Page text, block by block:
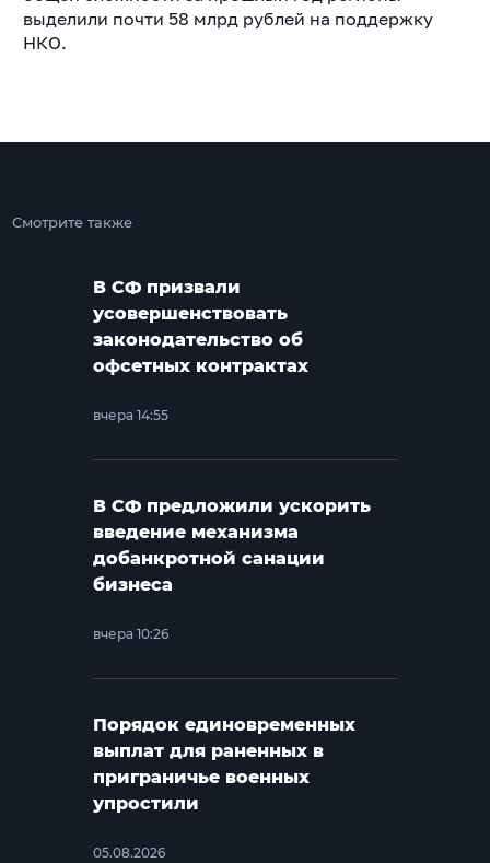
выделили почти 58 млрд рублей на поддержку
НКО.
Смотрите также
В СФ призвали
усовершенствовать
законодательство об
офсетных контрактах
вчера 14:55
В СФ предложили ускорить
введение механизма
добанкротной санации
бизнеса
вчера 10:26
Порядок единовременных
выплат для раненных в
приграничье военных
упростили
05.08.2026